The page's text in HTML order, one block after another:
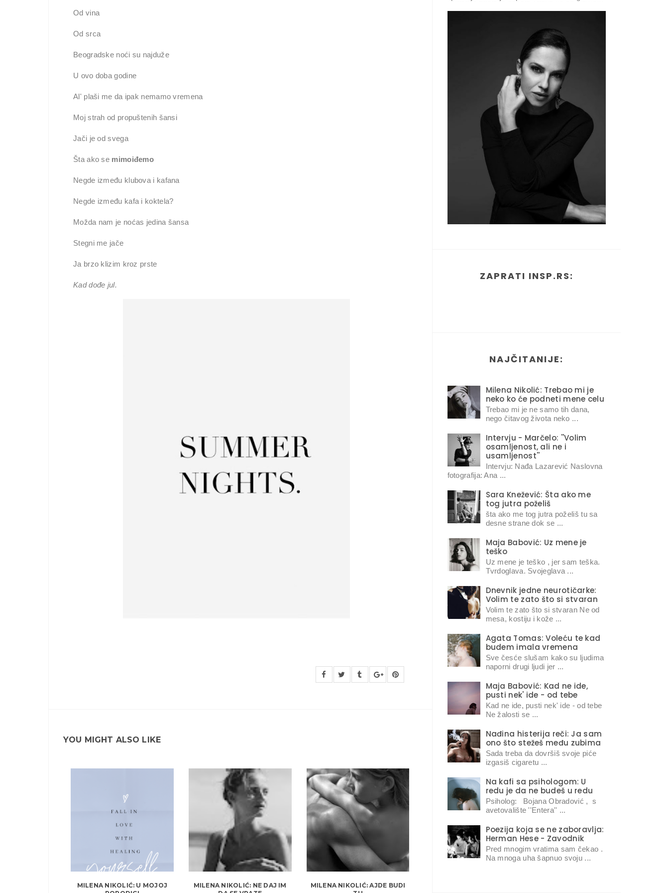
Od vina
Od srca
Beogradske noći su najduže
U ovo doba godine
Al' plaši me da ipak nemamo vremena
Moj strah od propuštenih šansi
Jači je od svega
Šta ako se mimoiđemo
Negde između klubova i kafana
Negde između kafa i koktela?
Možda nam je noćas jedina šansa
Stegni me jače
Ja brzo klizim kroz prste
Kad dođe jul.
YOU MIGHT ALSO LIKE
MILENA NIKOLIĆ: U MOJOJ
MILENA NIKOLIĆ: NE DAJ IM
MILENA NIKOLIĆ: AJDE BUDI
ZAPRATI INSP.RS:
NAJČITANIJE:
Milena Nikolić: Trebao mi je
neko ko će podneti mene celu
Trebao mi je ne samo tih dana,
nego čitavog života neko ...
Intervju - Marčelo: ''Volim
osamljenost, ali ne i
usamljenost''
Intervju: Nađa Lazarević Naslovna
fotografija: Ana ...
Sara Knežević: Šta ako me
tog jutra poželiš
šta ako me tog jutra poželiš tu sa
desne strane dok se ...
Maja Babović: Uz mene je
teško
Uz mene je teško , jer sam teška.
Tvrdoglava. Svojeglava ...
Dnevnik jedne neurotičarke:
Volim te zato što si stvaran
Volim te zato što si stvaran Ne od
mesa, kostiju i kože ...
Agata Tomas: Voleću te kad
budem imala vremena
Sve česće slušam kako su ljudima
naporni drugi ljudi jer ...
Maja Babović: Kad ne ide,
pusti nek' ide - od tebe
Kad ne ide, pusti nek' ide - od tebe
Ne žalosti se ...
Nađina histerija reči: Ja sam
ono što stežeš među zubima
Sada treba da dovršiš svoje piće
izgasiš cigaretu ...
Na kafi sa psihologom: U
redu je da ne budeš u redu
Psiholog: Bojana Obradović , s
avetovalište ''Entera'' ...
Poezija koja se ne zaboravlja:
Herman Hese - Zavodnik
Pred mnogim vratima sam čekao .
Na mnoga uha šapnuo svoju ...